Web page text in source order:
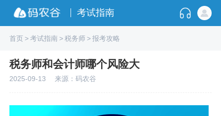
考试指南
首页>考试指南>税务师>报考攻略
税务师和会计师哪个风险大
2025-09-13 来源：码农谷